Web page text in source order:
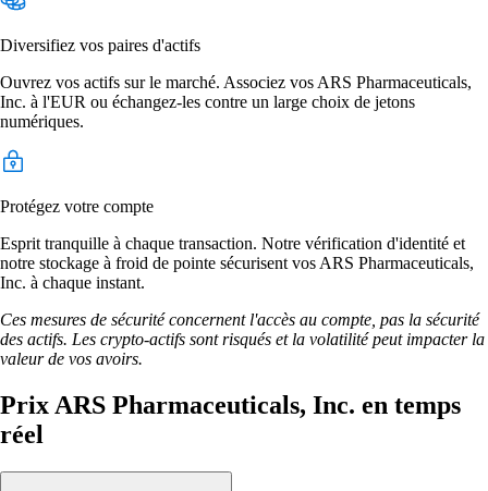
Diversifiez vos paires d'actifs
Ouvrez vos actifs sur le marché. Associez vos ARS Pharmaceuticals,
Inc. à l'EUR ou échangez-les contre un large choix de jetons
numériques.
Protégez votre compte
Esprit tranquille à chaque transaction. Notre vérification d'identité et
notre stockage à froid de pointe sécurisent vos ARS Pharmaceuticals,
Inc. à chaque instant.
Ces mesures de sécurité concernent l'accès au compte, pas la sécurité
des actifs. Les crypto-actifs sont risqués et la volatilité peut impacter la
valeur de vos avoirs.
Prix ARS Pharmaceuticals, Inc. en temps
réel